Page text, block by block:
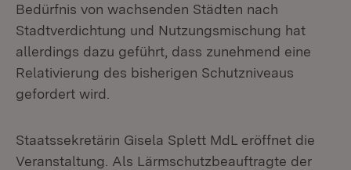
Bedürfnis von wachsenden Städten nach
Stadtverdichtung und Nutzungsmischung hat
allerdings dazu geführt, dass zunehmend eine
Relativierung des bisherigen Schutzniveaus
gefordert wird.
Staatssekretärin Gisela Splett MdL eröffnet die
Veranstaltung. Als Lärmschutzbeauftragte der